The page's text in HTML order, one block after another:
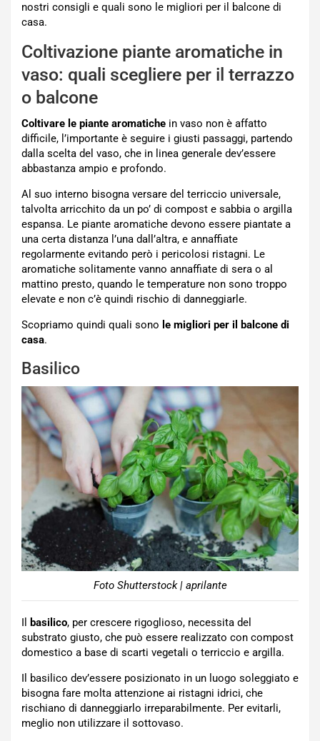
nostri consigli e quali sono le migliori per il balcone di
casa.
Coltivazione piante aromatiche in
vaso: quali scegliere per il terrazzo
o balcone
Coltivare le piante aromatiche in vaso non è affatto
difficile, l’importante è seguire i giusti passaggi, partendo
dalla scelta del vaso, che in linea generale dev’essere
abbastanza ampio e profondo.
Al suo interno bisogna versare del terriccio universale,
talvolta arricchito da un po’ di compost e sabbia o argilla
espansa. Le piante aromatiche devono essere piantate a
una certa distanza l’una dall’altra, e annaffiate
regolarmente evitando però i pericolosi ristagni. Le
aromatiche solitamente vanno annaffiate di sera o al
mattino presto, quando le temperature non sono troppo
elevate e non c’è quindi rischio di danneggiarle.
Scopriamo quindi quali sono le migliori per il balcone di
casa.
Basilico
Foto Shutterstock | aprilante
Il basilico, per crescere rigoglioso, necessita del
substrato giusto, che può essere realizzato con compost
domestico a base di scarti vegetali o terriccio e argilla.
Il basilico dev’essere posizionato in un luogo soleggiato e
bisogna fare molta attenzione ai ristagni idrici, che
rischiano di danneggiarlo irreparabilmente. Per evitarli,
meglio non utilizzare il sottovaso.